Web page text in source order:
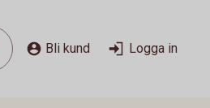
Bli kund Logga in